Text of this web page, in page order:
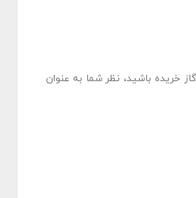
خریده باشید، نظر شما به عنوان